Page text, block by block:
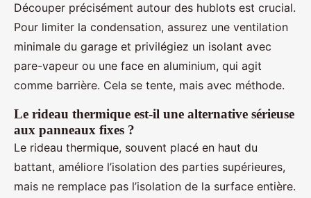
Découper précisément autour des hublots est crucial.
Pour limiter la condensation, assurez une ventilation
minimale du garage et privilégiez un isolant avec
pare-vapeur ou une face en aluminium, qui agit
comme barrière. Cela se tente, mais avec méthode.
Le rideau thermique est-il une alternative sérieuse
aux panneaux fixes ?
Le rideau thermique, souvent placé en haut du
battant, améliore l’isolation des parties supérieures,
mais ne remplace pas l’isolation de la surface entière.